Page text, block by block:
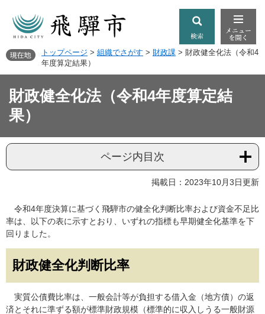
トップページ > 組織でさがす > 財政課 > 財政健全化法（令和4
年度算定結果）
財政健全化法（令和4年度算定結
果）
ページ内目次
掲載日：2023年10月3日更新
令和4年度決算に基づく飛騨市の健全化判断比率および資金不足比
率は、以下の表に示すとおり、いずれの指標も早期健全化基準を下
回りました。
財政健全化判断比率
実質公債費比率は、一般会計等が負担する借入金（地方債）の返
済とそれに準ずる額が標準財政規模（標準的に収入しうる一般財源